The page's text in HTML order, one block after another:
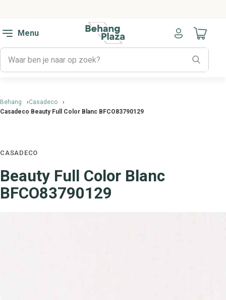
Menu
Naar
Behang
Casadeco
Casadeco Beauty Full Color Blanc BFCO83790129
CASADECO
Beauty Full Color Blanc
BFCO83790129